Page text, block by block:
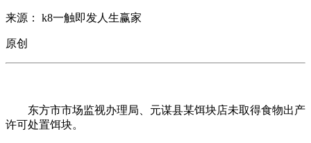
来源： k8一触即发人生赢家
原创
东方市市场监视办理局、元谋县某饵块店未取得食物出产
许可处置饵块。